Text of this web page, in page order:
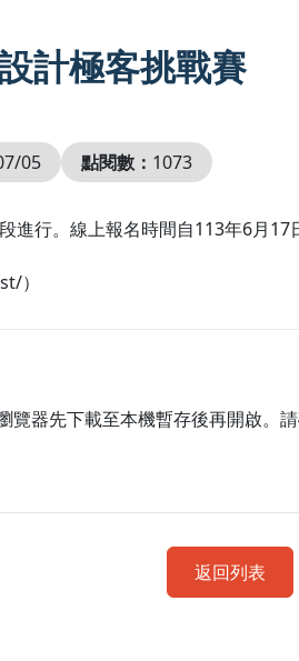
計極客挑戰賽
05 點閱數： 1073
行。線上報名時間自113年6月17
）
器先下載至本機暫存後再開啟。
返回列表